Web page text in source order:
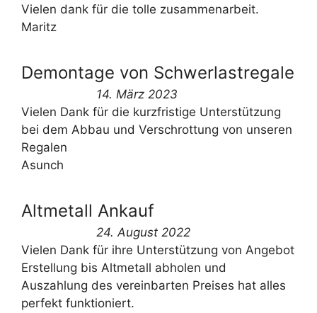
Vielen dank für die tolle zusammenarbeit.
Maritz
Demontage von Schwerlastregale
14. März 2023
Vielen Dank für die kurzfristige Unterstützung
bei dem Abbau und Verschrottung von unseren
Regalen
Asunch
Altmetall Ankauf
24. August 2022
Vielen Dank für ihre Unterstützung von Angebot
Erstellung bis Altmetall abholen und
Auszahlung des vereinbarten Preises hat alles
perfekt funktioniert.